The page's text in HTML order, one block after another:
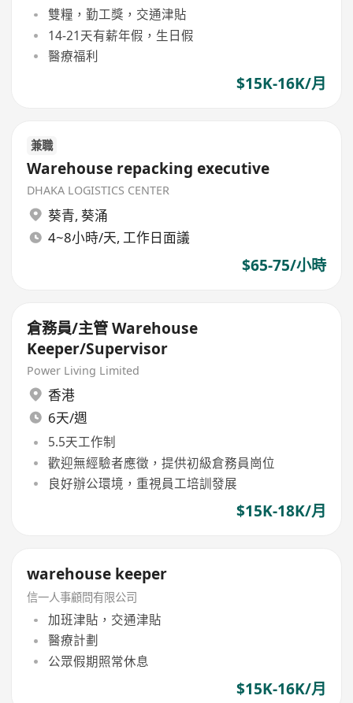
雙糧，勤工獎，交通津貼
14-21天有薪年假，生日假
醫療福利
$15K-16K/月
兼職
Warehouse repacking executive
DHAKA LOGISTICS CENTER
葵青, 葵涌
4~8小時/天, 工作日面議
$65-75/小時
倉務員/主管 Warehouse
Keeper/Supervisor
Power Living Limited
香港
6天/週
5.5天工作制
歡迎無經驗者應徵，提供初級倉務員崗位
良好辦公環境，重視員工培訓發展
$15K-18K/月
warehouse keeper
信一人事顧問有限公司
加班津貼，交通津貼
醫療計劃
公眾假期照常休息
$15K-16K/月